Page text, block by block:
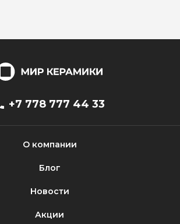
+7 778 777 44 33
О компании
Блог
Новости
Акции